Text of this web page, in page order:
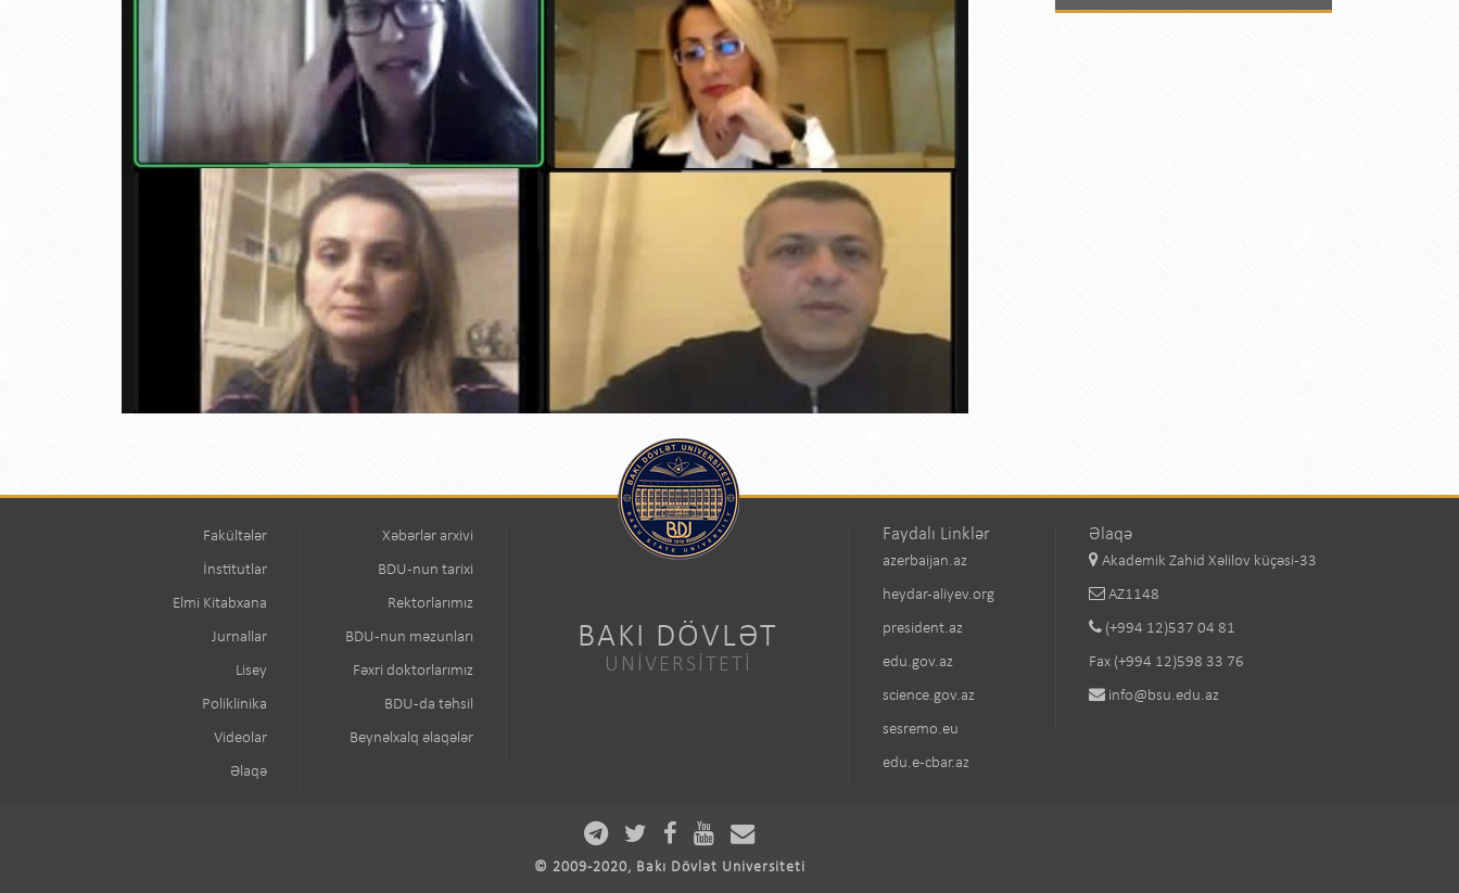
Fakültələr
İnstitutlar
Elmi Kitabxana
Jurnallar
Lisey
Poliklinika
Videolar
Əlaqə
Xəbərlər arxivi
BDU-nun tarixi
Rektorlarımız
BDU-nun məzunları
Fəxri doktorlarımız
BDU-da təhsil
Beynəlxalq əlaqələr
BAKI DÖVLƏT
UNİVERSİTETİ
Faydalı Linklər
azerbaijan.az
heydar-aliyev.org
president.az
edu.gov.az
science.gov.az
sesremo.eu
edu.e-cbar.az
Əlaqə
Akademik Zahid Xəlilov küçəsi-33
AZ1148
(+994 12)537 04 81
Fax (+994 12)598 33 76
info@bsu.edu.az
© 2009-2020, Bakı Dövlət Universiteti